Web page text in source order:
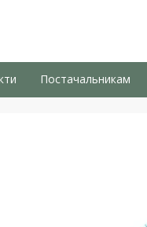
Постачальникам